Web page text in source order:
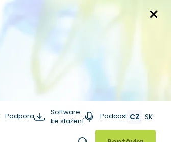
Podpora
Software
ke stažení
Podcast CZ SK